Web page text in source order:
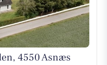
4550 Asnæs